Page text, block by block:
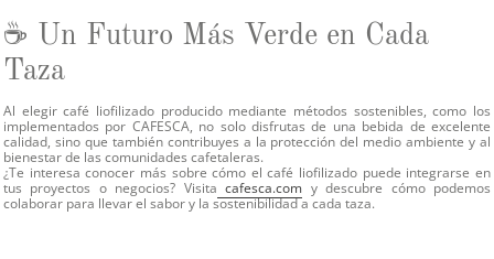
☕ Un Futuro Más Verde en Cada
Taza
Al elegir café liofilizado producido mediante métodos sostenibles, como los
implementados por CAFESCA, no solo disfrutas de una bebida de excelente
calidad, sino que también contribuyes a la protección del medio ambiente y al
bienestar de las comunidades cafetaleras.
¿Te interesa conocer más sobre cómo el café liofilizado puede integrarse en
tus proyectos o negocios? Visita cafesca.com y descubre cómo podemos
colaborar para llevar el sabor y la sostenibilidad a cada taza.